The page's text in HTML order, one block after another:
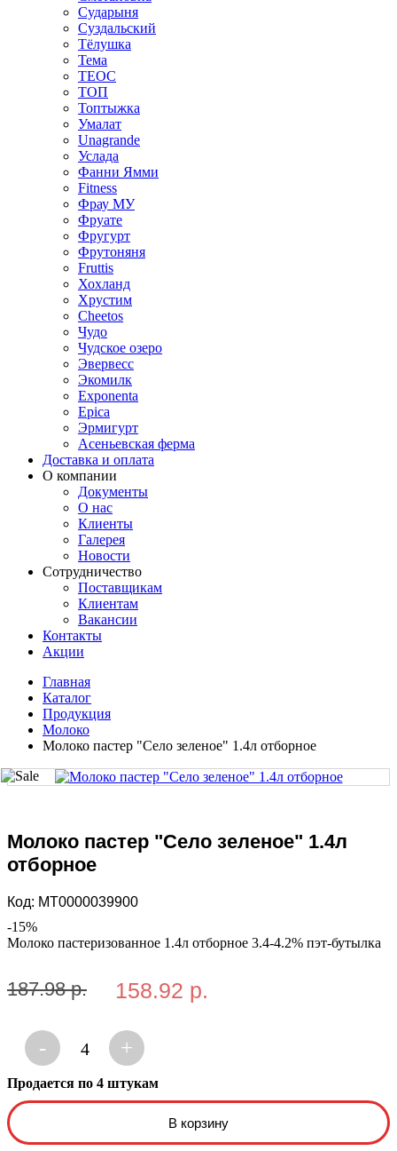
Сударыня
Суздальский
Тёлушка
Тема
ТЕОС
ТОП
Топтыжка
Умалат
Unagrande
Услада
Фанни Ямми
Fitness
Фрау МУ
Фруате
Фругурт
Фрутоняня
Fruttis
Хохланд
Хрустим
Cheetos
Чудо
Чудское озеро
Эвервесс
Экомилк
Exponenta
Epica
Эрмигурт
Асеньевская ферма
Доставка и оплата
О компании
Документы
О нас
Клиенты
Галерея
Новости
Сотрудничество
Поставщикам
Клиентам
Вакансии
Контакты
Акции
Главная
Каталог
Продукция
Молоко
Молоко пастер "Село зеленое" 1.4л отборное
Молоко пастер "Село зеленое" 1.4л
отборное
Код: MT0000039900
-15%
Молоко пастеризованное 1.4л отборное 3.4-4.2% пэт-бутылка
187.98 р. 158.92 р.
- 4 +
Продается по 4 штукам